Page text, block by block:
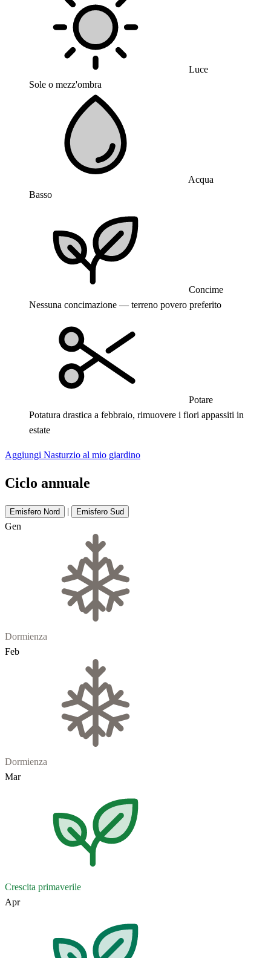
Luce
Sole o mezz'ombra
Acqua
Basso
Concime
Nessuna concimazione — terreno povero preferito
Potare
Potatura drastica a febbraio, rimuovere i fiori appassiti in
estate
Aggiungi Nasturzio al mio giardino
Ciclo annuale
Emisfero Nord | Emisfero Sud
Gen
Dormienza
Feb
Dormienza
Mar
Crescita primaverile
Apr